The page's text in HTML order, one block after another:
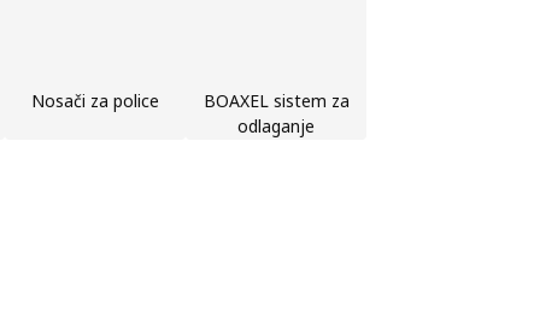
Nosači za police
BOAXEL sistem za
odlaganje